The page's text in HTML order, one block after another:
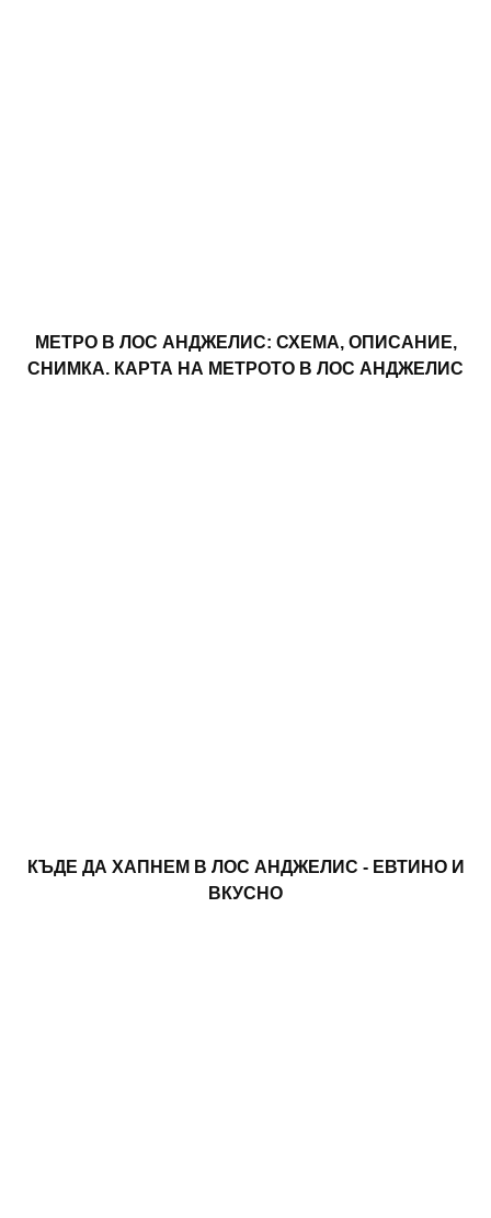
МЕТРО В ЛОС АНДЖЕЛИС: СХЕМА, ОПИСАНИЕ,
СНИМКА. КАРТА НА МЕТРОТО В ЛОС АНДЖЕЛИС
КЪДЕ ДА ХАПНЕМ В ЛОС АНДЖЕЛИС - ЕВТИНО И
ВКУСНО